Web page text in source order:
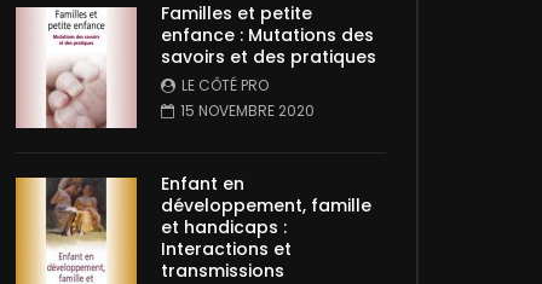
Familles et petite
enfance : Mutations des
savoirs et des pratiques
LE CÔTÉ PRO
15 NOVEMBRE 2020
Enfant en
développement, famille
et handicaps :
Interactions et
transmissions